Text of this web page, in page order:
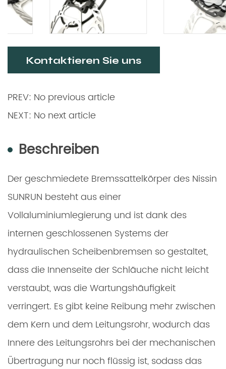
Kontaktieren Sie uns
PREV: No previous article
NEXT: No next article
Beschreiben
Der geschmiedete Bremssattelkörper des Nissin
SUNRUN besteht aus einer
Vollaluminiumlegierung und ist dank des
internen geschlossenen Systems der
hydraulischen Scheibenbremsen so gestaltet,
dass die Innenseite der Schläuche nicht leicht
verstaubt, was die Wartungshäufigkeit
verringert. Es gibt keine Reibung mehr zwischen
dem Kern und dem Leitungsrohr, wodurch das
Innere des Leitungsrohrs bei der mechanischen
Übertragung nur noch flüssig ist, sodass das